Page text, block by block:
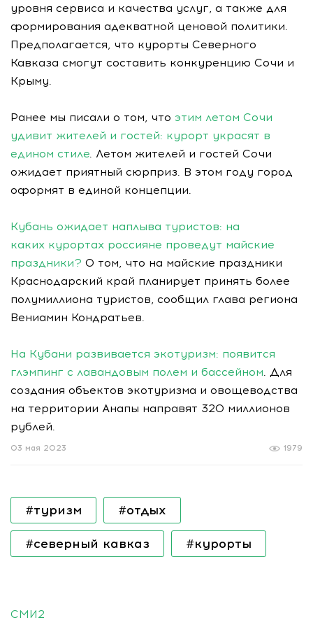
уровня сервиса и качества услуг, а также для
формирования адекватной ценовой политики.
Предполагается, что курорты Северного
Кавказа смогут составить конкуренцию Сочи и
Крыму.
Ранее мы писали о том, что этим летом Сочи
удивит жителей и гостей: курорт украсят в
едином стиле. Летом жителей и гостей Сочи
ожидает приятный сюрприз. В этом году город
оформят в единой концепции.
Кубань ожидает наплыва туристов: на
каких курортах россияне проведут майские
праздники? О том, что на майские праздники
Краснодарский край планирует принять более
полумиллиона туристов, сообщил глава региона
Вениамин Кондратьев.
На Кубани развивается экотуризм: появится
глэмпинг с лавандовым полем и бассейном. Для
создания объектов экотуризма и овощеводства
на территории Анапы направят 320 миллионов
рублей.
1979
03 мая 2023
#туризм #отдых
#северный кавказ #курорты
СМИ2